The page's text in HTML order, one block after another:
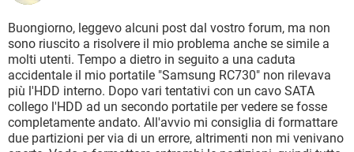
TIKTOK
HARDWARE
INSTAGRAM WHATSAPP
TIKTOK FACEBOOK
HARDWARE
INTRATTENIMENTO
iOS WINDOWS 10
INSTAGRAM WHATSAPP
TIKTOK FACEBOOK
HARDWARE
COVID-19 GAMING
INTRATTENIMENTO ANDROID
iOS WINDOWS 10
INSTAGRAM WHATSAPP
TIKTOK FACEBOOK
Buongiorno, leggevo alcuni post dal vostro forum, ma non
sono riuscito a risolvere il mio problema anche se simile a
molti utenti. Tempo a dietro in seguito a una caduta
accidentale il mio portatile "Samsung RC730" non rilevava
più l'HDD interno. Dopo vari tentativi con un cavo SATA
collego l'HDD ad un secondo portatile per vedere se fosse
completamente andato. All'avvio mi consiglia di formattare
due partizioni per via di un errore, altrimenti non mi venivano